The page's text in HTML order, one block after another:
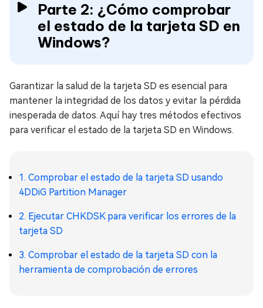
Parte 2: ¿Cómo comprobar
el estado de la tarjeta SD en
Windows?
Garantizar la salud de la tarjeta SD es esencial para
mantener la integridad de los datos y evitar la pérdida
inesperada de datos. Aquí hay tres métodos efectivos
para verificar el estado de la tarjeta SD en Windows.
1. Comprobar el estado de la tarjeta SD usando
4DDiG Partition Manager
2. Ejecutar CHKDSK para verificar los errores de la
tarjeta SD
3. Comprobar el estado de la tarjeta SD con la
herramienta de comprobación de errores